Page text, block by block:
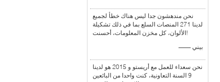
نحن مندهشون جدا ليس هناك خطأ لجميع
لدينا 271 المنصات السلع بما في ذلك تشكيلة
الألوان، كل مخزن المعلومات، أحسنت!
—— بيني
نحن سعداء للعمل مع أريستو و 2015 هو لدينا
9 السنة التعاونية، كنت واحدا من البائعين